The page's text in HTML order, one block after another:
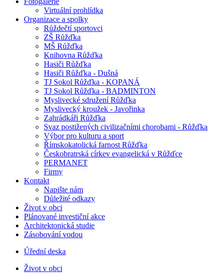
Virtuální prohlídka
Organizace a spolky
Růždečtí sportovci
ZŠ Růžďka
MŠ Růžďka
Knihovna Růžďka
Hasiči Růžďka
Hasiči Růžďka - Dušná
TJ Sokol Růžďka - KOPANÁ
TJ Sokol Růžďka - BADMINTON
Myslivecké sdružení Růžďka
Myslivecký kroužek - Javořinka
Zahrádkáři Růžďka
Svaz postižených civilizačními chorobami - Růžďka
Výbor pro kulturu a sport
Římskokatolická farnost Růžďka
Českobratrská církev evangelická v Růžďce
PERMANET
Firmy
Kontakt
Napište nám
Důležité odkazy
Život v obci
Plánované investiční akce
Architektonická studie
Zásobování vodou
Úřední deska
Život v obci